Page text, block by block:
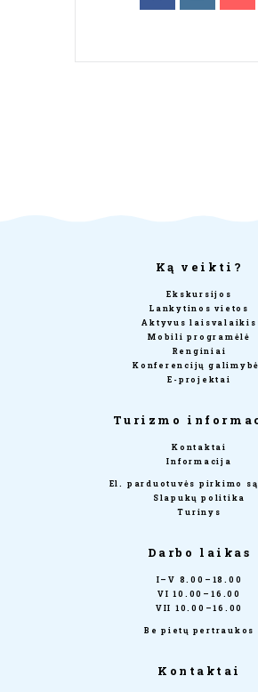
Ką veikti?
Ekskursijos
Lankytinos vietos
Aktyvus laisvalaikis
Mobili programėlė
Renginiai
Konferencijų
E-projektai
Turizmo
Kontaktai
Informacija
El. parduotuvės pirkimo
Slapukų politika
Turinys
Darbo laikas
I–V 8.00–18.00
VI 10.00–16.00
VII 10.00–16.00
Be pietų pertraukos
Kontaktai